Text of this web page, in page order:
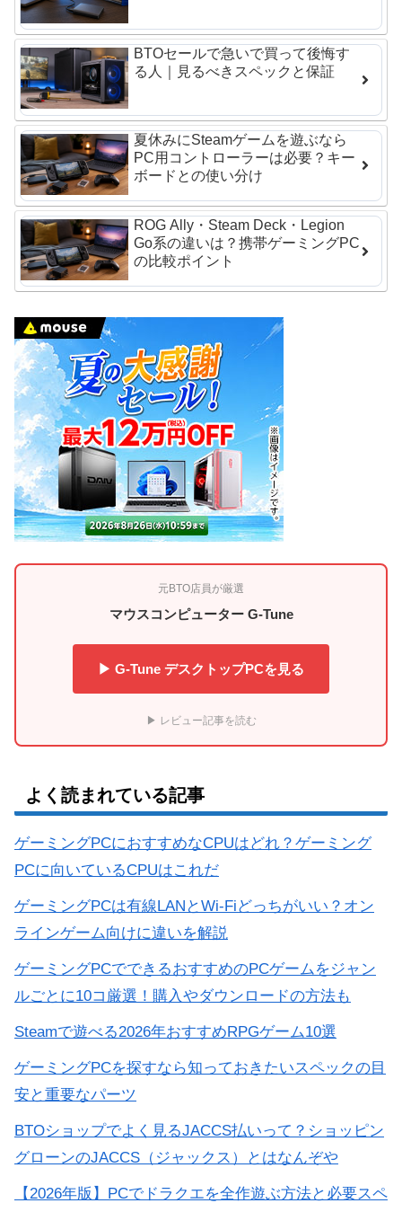
BTOセールで急いで買って後悔す
る人｜見るべきスペックと保証
夏休みにSteamゲームを遊ぶなら
PC用コントローラーは必要？キー
ボードとの使い分け
ROG Ally・Steam Deck・Legion
Go系の違いは？携帯ゲーミングPC
の比較ポイント
元BTO店員が厳選
マウスコンピューター G-Tune
▶ G-Tune デスクトップPCを見る
▶ レビュー記事を読む
よく読まれている記事
ゲーミングPCにおすすめなCPUはどれ？ゲーミング
PCに向いているCPUはこれだ
ゲーミングPCは有線LANとWi-Fiどっちがいい？オン
ラインゲーム向けに違いを解説
ゲーミングPCでできるおすすめのPCゲームをジャン
ルごとに10コ厳選！購入やダウンロードの方法も
Steamで遊べる2026年おすすめRPGゲーム10選
ゲーミングPCを探すなら知っておきたいスペックの目
安と重要なパーツ
BTOショップでよく見るJACCS払いって？ショッピン
グローンのJACCS（ジャックス）とはなんぞや
【2026年版】PCでドラクエを全作遊ぶ方法と必要スペ